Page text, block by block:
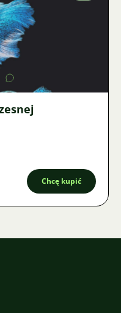
Chcę kupić